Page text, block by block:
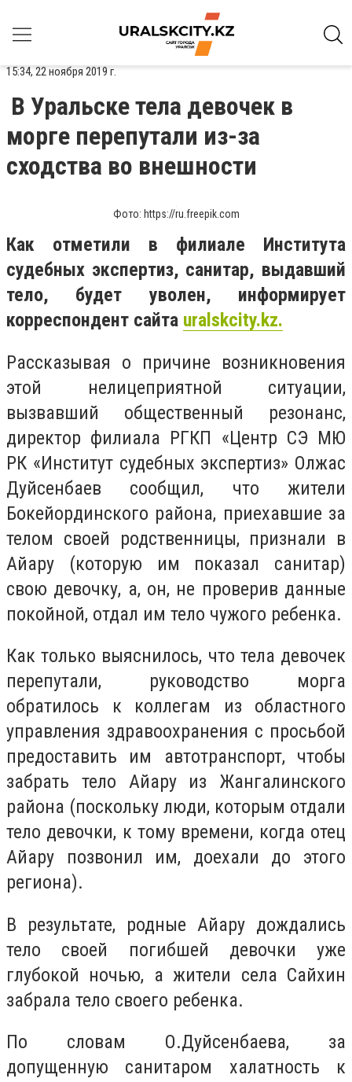
15:34, 22 ноября 2019 г.
В Уральске тела девочек в
морге перепутали из-за
сходства во внешности
Фото: https://ru.freepik.com
Как отметили в филиале Института
судебных экспертиз, санитар, выдавший
тело, будет уволен, информирует
корреспондент сайта uralskcity.kz.
Рассказывая о причине возникновения
этой нелицеприятной ситуации,
вызвавший общественный резонанс,
директор филиала РГКП «Центр СЭ МЮ
РК «Институт судебных экспертиз» Олжас
Дуйсенбаев сообщил, что жители
Бокейординского района, приехавшие за
телом своей родственницы, признали в
Айару (которую им показал санитар)
свою девочку, а, он, не проверив данные
покойной, отдал им тело чужого ребенка.
Как только выяснилось, что тела девочек
перепутали, руководство морга
обратилось к коллегам из областного
управления здравоохранения с просьбой
предоставить им автотранспорт, чтобы
забрать тело Айару из Жангалинского
района (поскольку люди, которым отдали
тело девочки, к тому времени, когда отец
Айару позвонил им, доехали до этого
региона).
В результате, родные Айару дождались
тело своей погибшей девочки уже
глубокой ночью, а жители села Сайхин
забрала тело своего ребенка.
По словам О.Дуйсенбаева, за
допущенную санитаром халатность к